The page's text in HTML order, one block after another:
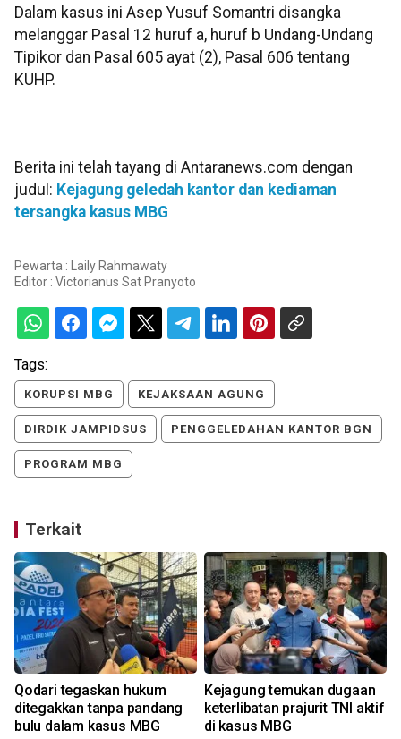
Dalam kasus ini Asep Yusuf Somantri disangka
melanggar Pasal 12 huruf a, huruf b Undang-Undang
Tipikor dan Pasal 605 ayat (2), Pasal 606 tentang
KUHP.
Berita ini telah tayang di Antaranews.com dengan
judul: Kejagung geledah kantor dan kediaman
tersangka kasus MBG
Pewarta : Laily Rahmawaty
Editor : Victorianus Sat Pranyoto
Tags:
KORUPSI MBG KEJAKSAAN AGUNG
DIRDIK JAMPIDSUS PENGGELEDAHAN KANTOR BGN
PROGRAM MBG
Terkait
Qodari tegaskan hukum
ditegakkan tanpa pandang
bulu dalam kasus MBG
Kejagung temukan dugaan
keterlibatan prajurit TNI aktif
di kasus MBG